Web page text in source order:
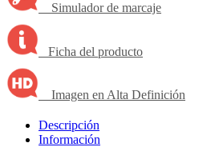
Simulador de marcaje
Ficha del producto
Imagen en Alta Definición
Descripción
Información